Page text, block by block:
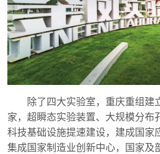
除了四大实验室，重庆重组建
家，超瞬态实验装置、大规模分布
科技基础设施提速建设，建成国家
集成国家制造业创新中心，国家及